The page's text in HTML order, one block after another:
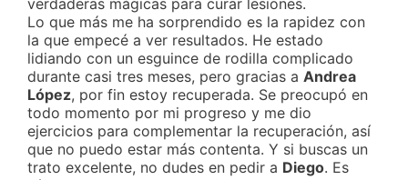
verdaderas mágicas para curar lesiones.
Lo que más me ha sorprendido es la rapidez con
la que empecé a ver resultados. He estado
lidiando con un esguince de rodilla complicado
durante casi tres meses, pero gracias a Andrea
López, por fin estoy recuperada. Se preocupó en
todo momento por mi progreso y me dio
ejercicios para complementar la recuperación, así
que no puedo estar más contenta. Y si buscas un
trato excelente, no dudes en pedir a Diego. Es